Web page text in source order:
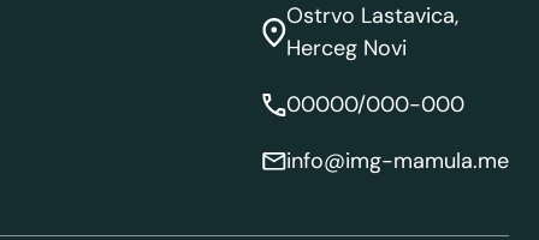
Ostrvo Lastavica,
Herceg Novi
00000/000-000
info@img-mamula.me